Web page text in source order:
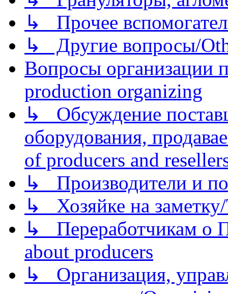
↳ Прочее
↳ Другие вопросы/
Вопросы организации
production organizing
↳ Обсуждение
оборудования,
of producers and
↳ Производители и
↳ Хозяйке на
↳ Переработчикам о
about producers
↳ Организация,